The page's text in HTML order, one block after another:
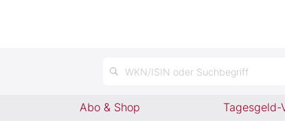
WKN/ISIN oder Suchbegriff
Abo & Shop Tagesgeld-